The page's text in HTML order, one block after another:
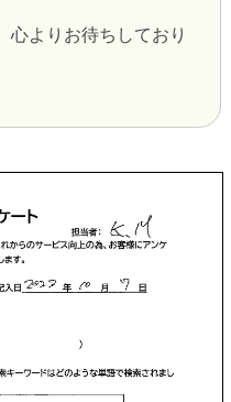
心よりお待ちしており